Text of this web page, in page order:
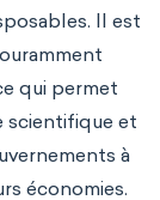
Il est
qui permet
scientifique et
à
économies.